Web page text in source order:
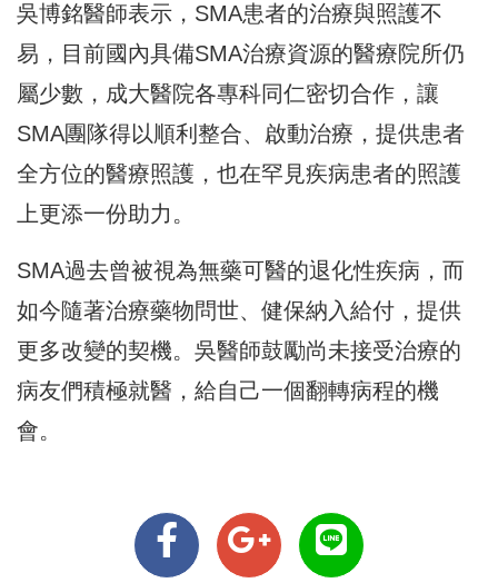
吳博銘醫師表示，SMA患者的治療與照護不
易，目前國內具備SMA治療資源的醫療院所仍
屬少數，成大醫院各專科同仁密切合作，讓
SMA團隊得以順利整合、啟動治療，提供患者
全方位的醫療照護，也在罕見疾病患者的照護
上更添一份助力。
SMA過去曾被視為無藥可醫的退化性疾病，而
如今隨著治療藥物問世、健保納入給付，提供
更多改變的契機。吳醫師鼓勵尚未接受治療的
病友們積極就醫，給自己一個翻轉病程的機
會。